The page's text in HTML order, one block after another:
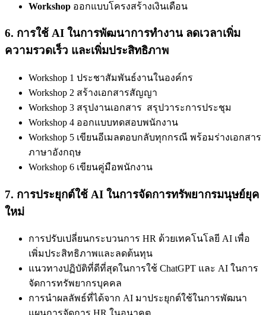
Workshop ออกแบบโครงสร้างเงินเดือน
6. การใช้ AI ในการพัฒนาการทำงาน ลดเวลาเพิ่ม
ความรวดเร็ว และเพิ่มประสิทธิภาพ
Workshop 1 ประชาสัมพันธ์งานในองค์กร
Workshop 2 สร้างเอกสารสัญญา
Workshop 3 สรุปงานเอกสาร สรุปวาระการประชุม
Workshop 4 ออกแบบทดสอบพนักงาน
Workshop 5 เขียนอีเมลตอบกลับทุกกรณี พร้อมร่างเอกสาร
ภาษาอังกฤษ
Workshop 6 เขียนคู่มือพนักงาน
7. การประยุกต์ใช้ AI ในการจัดการทรัพยากรมนุษย์ยุค
ใหม่
การปรับเปลี่ยนกระบวนการ HR ด้วยเทคโนโลยี AI เพื่อ
เพิ่มประสิทธิภาพและลดต้นทุน
แนวทางปฏิบัติที่ดีที่สุดในการใช้ ChatGPT และ AI ในการ
จัดการทรัพยากรบุคคล
การนำผลลัพธ์ที่ได้จาก AI มาประยุกต์ใช้ในการพัฒนา